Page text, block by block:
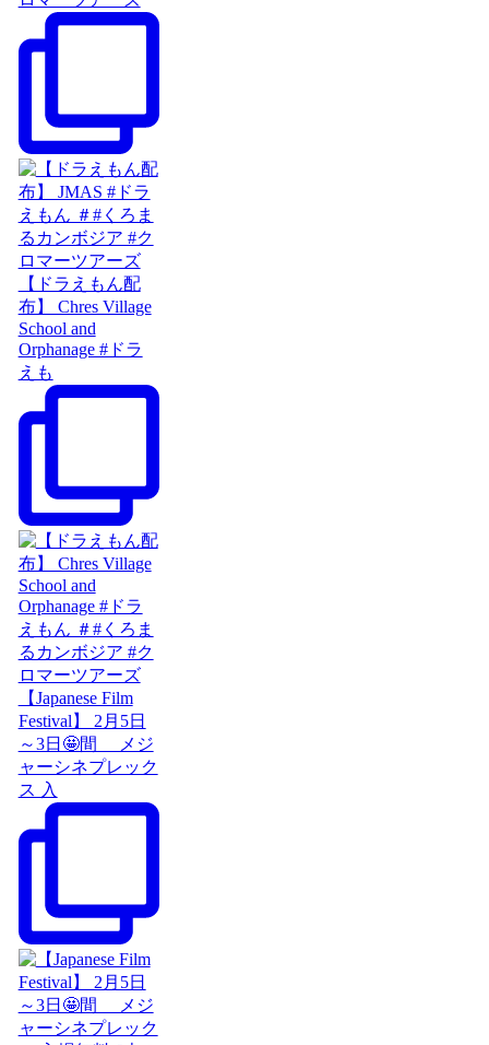
【ドラえもん配
布】 Chres Village
School and
Orphanage #ドラ
えも
【Japanese Film
Festival】 2月5日
～3日🤩間 メジ
ャーシネプレック
ス 入